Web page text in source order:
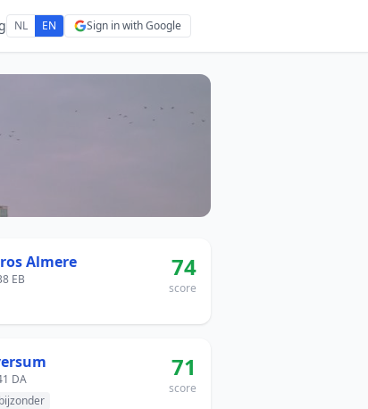
NL EN Sign in with Google
Almere
EB
74
score
DA
71
score